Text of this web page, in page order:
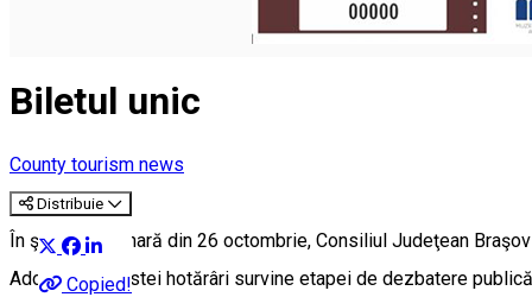
Biletul unic
County tourism news
Distribuie
Copied!
În şedinţa ordinară din 26 octombrie, Consiliul Judeţean
Adoptarea acestei hotărâri survine etapei de dezbatere